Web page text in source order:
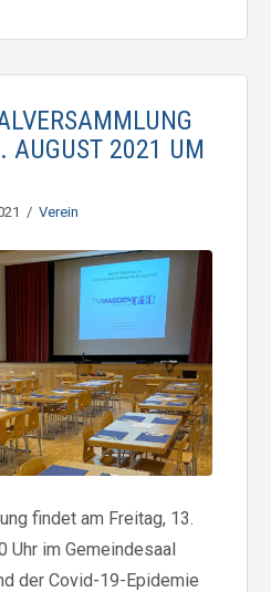
AUGUST 2021 UM
Verein
findet am Freitag, 13.
Uhr im Gemeindesaal
der Covid-19-Epidemie